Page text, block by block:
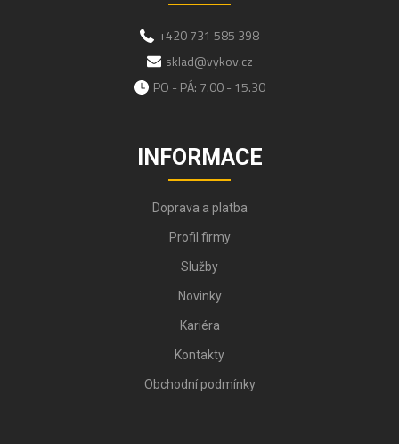
+420 731 585 398
sklad@vykov.cz
PO - PÁ: 7.00 - 15.30
INFORMACE
Doprava a platba
Profil firmy
Služby
Novinky
Kariéra
Kontakty
Obchodní podmínky